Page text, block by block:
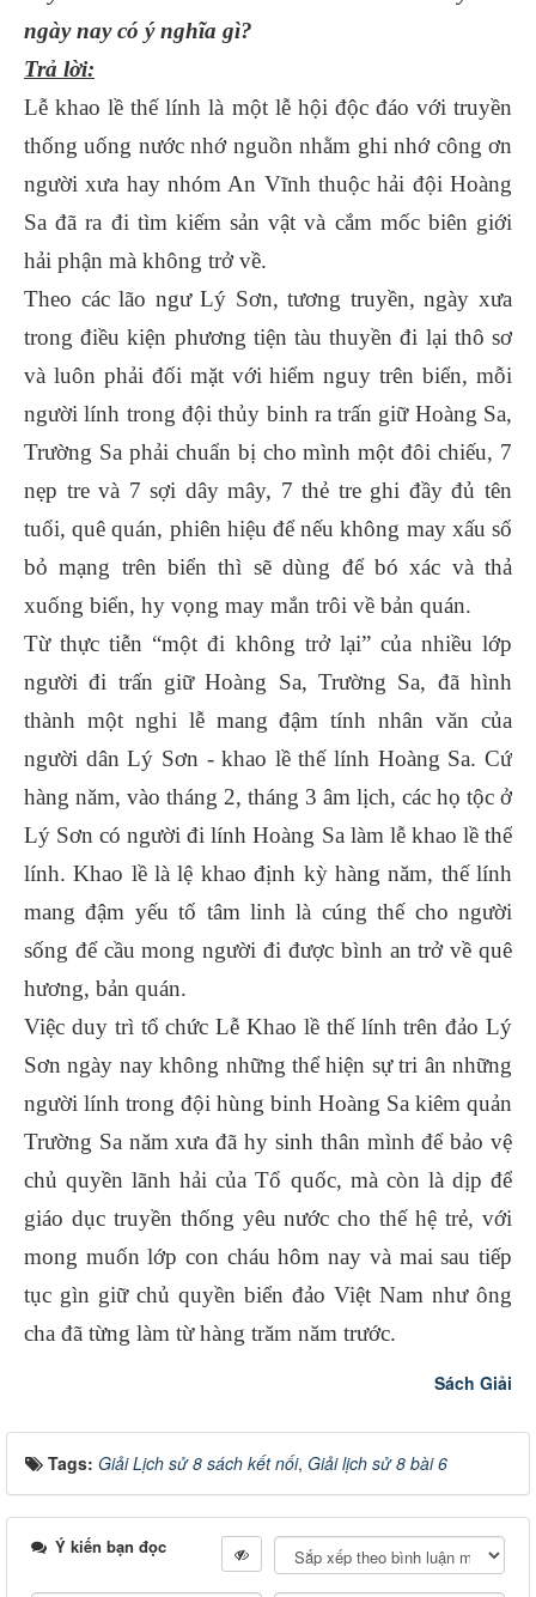
ngày nay có ý nghĩa gì?
Trả lời:
Lễ khao lề thế lính là một lễ hội độc đáo với truyền
thống uống nước nhớ nguồn nhằm ghi nhớ công ơn
người xưa hay nhóm An Vĩnh thuộc hải đội Hoàng
Sa đã ra đi tìm kiếm sản vật và cắm mốc biên giới
hải phận mà không trở về.
Theo các lão ngư Lý Sơn, tương truyền, ngày xưa
trong điều kiện phương tiện tàu thuyền đi lại thô sơ
và luôn phải đối mặt với hiểm nguy trên biển, mỗi
người lính trong đội thủy binh ra trấn giữ Hoàng Sa,
Trường Sa phải chuẩn bị cho mình một đôi chiếu, 7
nẹp tre và 7 sợi dây mây, 7 thẻ tre ghi đầy đủ tên
tuổi, quê quán, phiên hiệu để nếu không may xấu số
bỏ mạng trên biển thì sẽ dùng để bó xác và thả
xuống biển, hy vọng may mắn trôi về bản quán.
Từ thực tiễn “một đi không trở lại” của nhiều lớp
người đi trấn giữ Hoàng Sa, Trường Sa, đã hình
thành một nghi lễ mang đậm tính nhân văn của
người dân Lý Sơn - khao lề thế lính Hoàng Sa. Cứ
hàng năm, vào tháng 2, tháng 3 âm lịch, các họ tộc ở
Lý Sơn có người đi lính Hoàng Sa làm lễ khao lề thế
lính. Khao lề là lệ khao định kỳ hàng năm, thế lính
mang đậm yếu tố tâm linh là cúng thế cho người
sống để cầu mong người đi được bình an trở về quê
hương, bản quán.
Việc duy trì tổ chức Lễ Khao lề thế lính trên đảo Lý
Sơn ngày nay không những thể hiện sự tri ân những
người lính trong đội hùng binh Hoàng Sa kiêm quản
Trường Sa năm xưa đã hy sinh thân mình để bảo vệ
chủ quyền lãnh hải của Tổ quốc, mà còn là dịp để
giáo dục truyền thống yêu nước cho thế hệ trẻ, với
mong muốn lớp con cháu hôm nay và mai sau tiếp
tục gìn giữ chủ quyền biển đảo Việt Nam như ông
cha đã từng làm từ hàng trăm năm trước.
Sách Giải
Tags: Giải Lịch sử 8 sách kết nối, Giải lịch sử 8 bài 6
Ý kiến bạn đọc